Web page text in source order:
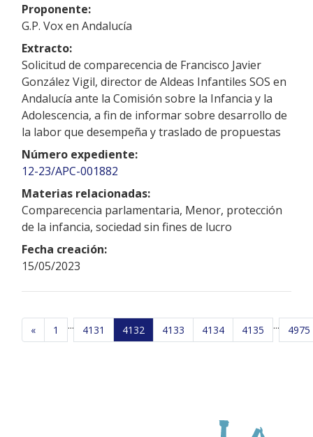
Proponente:
G.P. Vox en Andalucía
Extracto:
Solicitud de comparecencia de Francisco Javier
González Vigil, director de Aldeas Infantiles SOS en
Andalucía ante la Comisión sobre la Infancia y la
Adolescencia, a fin de informar sobre desarrollo de
la labor que desempeña y traslado de propuestas
Número expediente:
12-23/APC-001882
Materias relacionadas:
Comparecencia parlamentaria, Menor, protección
de la infancia, sociedad sin fines de lucro
Fecha creación:
15/05/2023
« 1 ... 4131 4132 4133 4134 4135 ... 4975